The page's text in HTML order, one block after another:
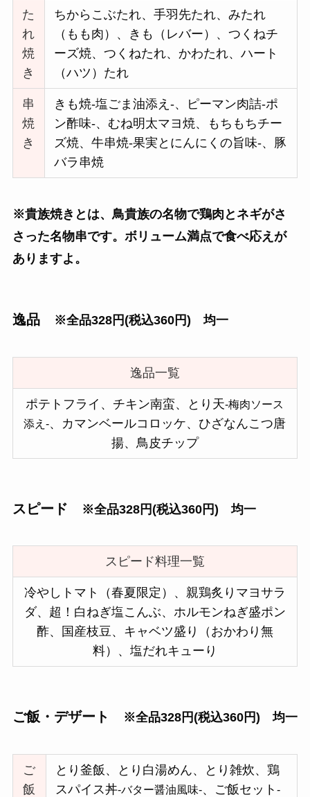
た
れ
焼
き
ちからこぶたれ、手羽先たれ、みたれ
（もも肉）、きも（レバー）、つくねチ
ーズ焼、つくねたれ、かわたれ、ハート
（ハツ）たれ
串
焼
き
きも焼-塩ごま油添え-、ピーマン肉詰-ポ
ン酢味-、むね明太マヨ焼、もちもちチー
ズ焼、牛串焼-果実とにんにくの旨味-、豚
バラ串焼
※貴族焼きとは、鳥貴族の名物で鶏肉とネギがさ
さった名物串です。ボリューム満点で食べ応えが
ありますよ。
逸品 ※全品328円(税込360円) 均一
逸品一覧
ポテトフライ、チキン南蛮、とり天-梅肉ソース
添え-、カマンベールコロッケ、ひざなんこつ唐
揚、鳥皮チップ
スピード ※全品328円(税込360円) 均一
スピード料理一覧
冷やしトマト（春夏限定）、親鶏炙りマヨサラ
ダ、超！白ねぎ塩こんぶ、ホルモンねぎ盛ポン
酢、国産枝豆、キャベツ盛り（おかわり無
料）、塩だれキューり
ご飯・デザート ※全品328円(税込360円) 均一
ご
飯
とり釜飯、とり白湯めん、とり雑炊、鶏
スパイス丼-バター醤油風味-、ご飯セット-